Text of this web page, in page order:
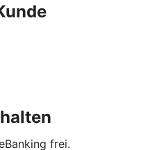
frei.